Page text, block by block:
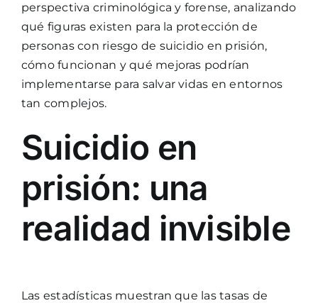
perspectiva criminológica y forense, analizando
qué figuras existen para la protección de
personas con riesgo de suicidio en prisión,
cómo funcionan y qué mejoras podrían
implementarse para salvar vidas en entornos
tan complejos.
Suicidio en
prisión: una
realidad invisible
Las estadísticas muestran que las tasas de